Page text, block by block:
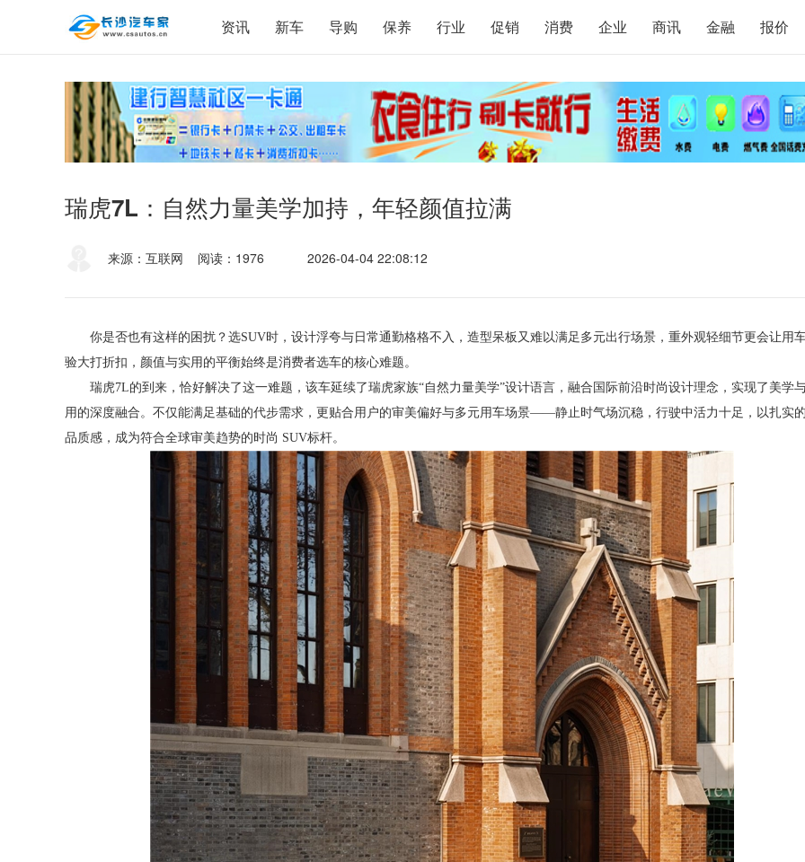
资讯 新车 导购 保养 行业 促销 消费 企业 商讯 金融 报价
瑞虎7L：自然力量美学加持，年轻颜值拉满
来源：互联网 阅读：1976 2026-04-04 22:08:12
你是否也有这样的困扰？选SUV时，设计浮夸与日常通勤格格不入，造型呆板又难以满足多元出行场景，重外观轻细节更会让用
验大打折扣，颜值与实用的平衡始终是消费者选车的核心难题。
瑞虎7L的到来，恰好解决了这一难题，该车延续了瑞虎家族“自然力量美学”设计语言，融合国际前沿时尚设计理念，实现了美学
用的深度融合。不仅能满足基础的代步需求，更贴合用户的审美偏好与多元用车场景——静止时气场沉稳，行驶中活力十足，以扎实
品质感，成为符合全球审美趋势的时尚 SUV标杆。